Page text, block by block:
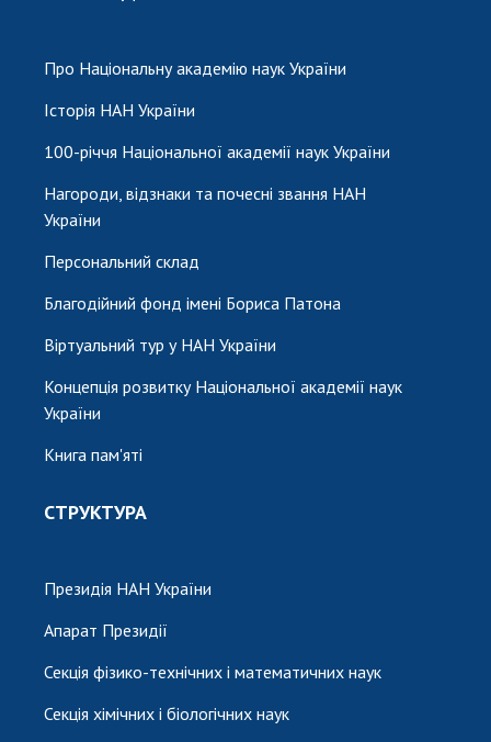
МЕДІА ПРО НАС
АКАДЕМІЯ КОМЕНТУЄ
КОНТАКТИ
ПРОФСПІЛКА НАН УКРАЇНИ
Про Національну академію наук України
Історія НАН України
100-річчя Національної академії наук України
Нагороди, відзнаки та почесні звання НАН
України
Персональний склад
Благодійний фонд імені Бориса Патона
Віртуальний тур у НАН України
Концепція розвитку Національної академії наук
України
Книга пам'яті
СТРУКТУРА
Президія НАН України
Апарат Президії
Секція фізико-технічних і математичних наук
Секція хімічних і біологічних наук